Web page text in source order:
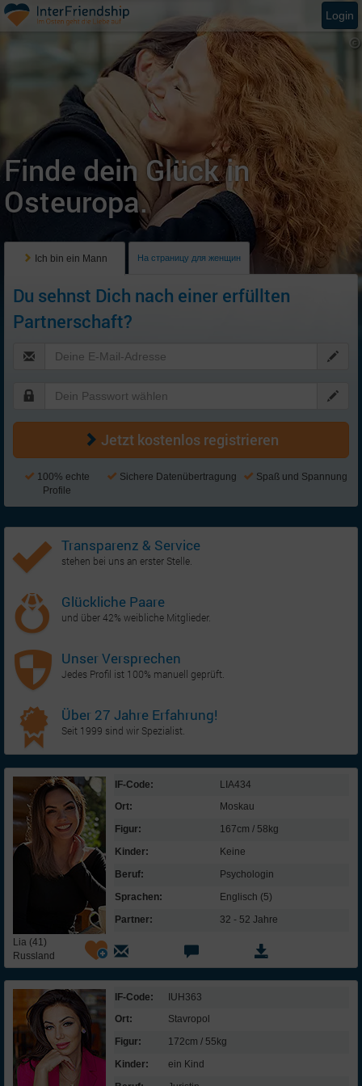
Finde dein Glück in
Osteuropa.
Ich bin ein Mann На страницу для женщин
Du sehnst Dich nach einer erfüllten
Partnerschaft?
Jetzt kostenlos registrieren
100% echte
Profile
Sichere Datenübertragung Spaß und Spannung
Transparenz & Service
stehen bei uns an erster Stelle.
Glückliche Paare
und über 42% weibliche Mitglieder.
Unser Versprechen
Jedes Profil ist 100% manuell geprüft.
Über 27 Jahre Erfahrung!
Seit 1999 sind wir Spezialist.
Lia (41)
Russland
IF-Code:
LIA434
Ort:
Moskau
Figur:
167cm / 58kg
Kinder:
Keine
Beruf:
Psychologin
Sprachen:
Englisch (5)
Partner:
32 - 52 Jahre
IF-Code:
IUH363
Ort:
Stavropol
Figur:
172cm / 55kg
Kinder:
ein Kind
Login